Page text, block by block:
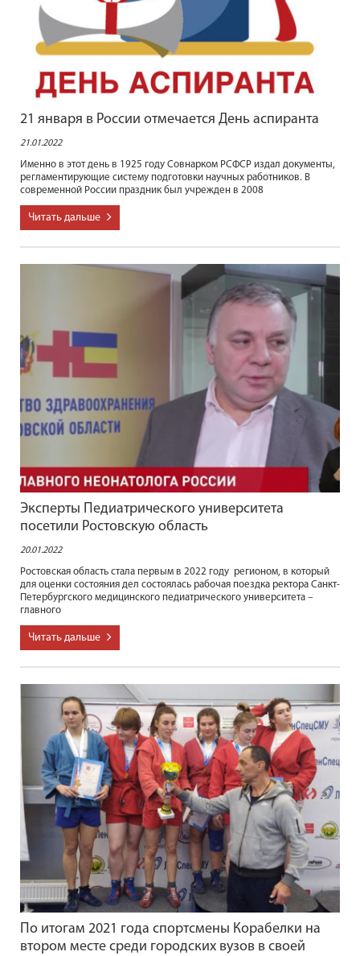
21 января в России отмечается День аспиранта
21.01.2022
Именно в этот день в 1925 году Совнарком РСФСР издал документы,
регламентирующие систему подготовки научных работников. В
современной России праздник был учрежден в 2008
Читать дальше
Эксперты Педиатрического университета
посетили Ростовскую область
20.01.2022
Ростовская область стала первым в 2022 году регионом, в который
для оценки состояния дел состоялась рабочая поездка ректора Санкт-
Петербургского медицинского педиатрического университета –
главного
Читать дальше
По итогам 2021 года спортсмены Корабелки на
втором месте среди городских вузов в своей